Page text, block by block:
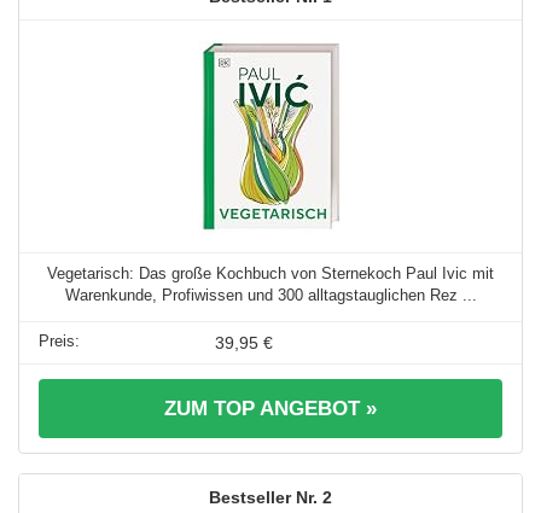
Vegetarisch: Das große Kochbuch von Sternekoch Paul Ivic mit
Warenkunde, Profiwissen und 300 alltagstauglichen Rez ...
39,95 €
ZUM TOP ANGEBOT »
2